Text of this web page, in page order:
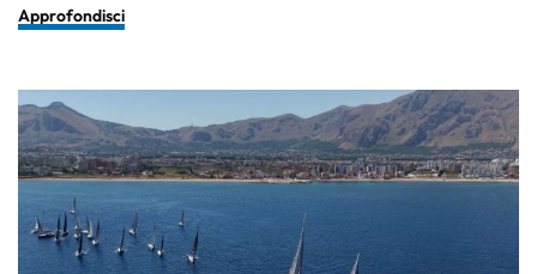
Approfondisci